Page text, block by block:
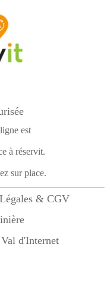
est
à réservit.
sur place.
& CGV
d'Internet